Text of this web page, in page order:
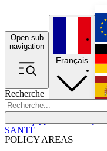
Open sub
navigation
Recherche
POLICY AREAS
Français
SANTÉ